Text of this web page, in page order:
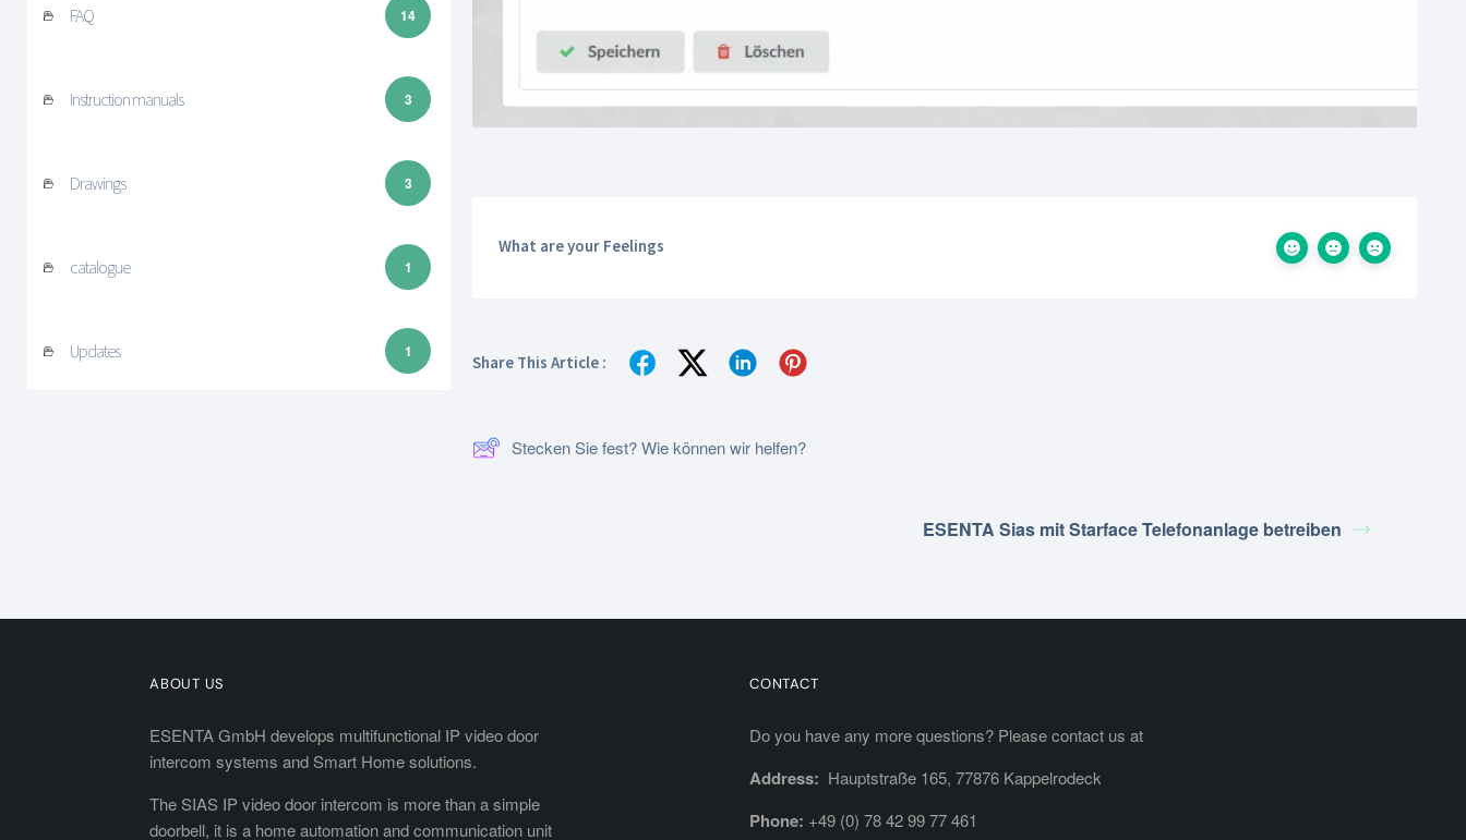
FAQ 14
Instruction manuals 3
Drawings 3
catalogue 1
Updates 1
What are your Feelings
Share This Article :
Stecken Sie fest? Wie können wir helfen?
ESENTA Sias mit Starface Telefonanlage betreiben
ABOUT US
ESENTA GmbH develops multifunctional IP video door
intercom systems and Smart Home solutions.
The SIAS IP video door intercom is more than a simple
doorbell, it is a home automation and communication unit
CONTACT
Do you have any more questions? Please contact us at
Address: Hauptstraße 165, 77876 Kappelrodeck
Phone: +49 (0) 78 42 99 77 461